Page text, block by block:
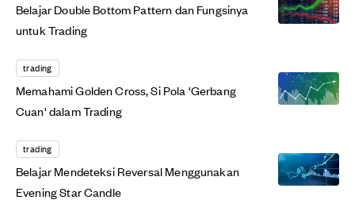
Belajar Double Bottom Pattern dan Fungsinya
untuk Trading
trading
Memahami Golden Cross, Si Pola 'Gerbang
Cuan' dalam Trading
trading
Belajar Mendeteksi Reversal Menggunakan
Evening Star Candle